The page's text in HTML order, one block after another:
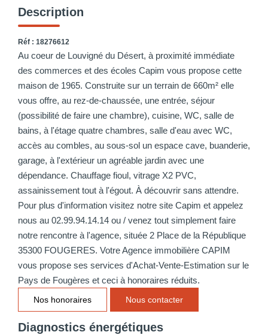
Description
Réf : 18276612
Au coeur de Louvigné du Désert, à proximité immédiate
des commerces et des écoles Capim vous propose cette
maison de 1965. Construite sur un terrain de 660m² elle
vous offre, au rez-de-chaussée, une entrée, séjour
(possibilité de faire une chambre), cuisine, WC, salle de
bains, à l'étage quatre chambres, salle d'eau avec WC,
accès au combles, au sous-sol un espace cave, buanderie,
garage, à l'extérieur un agréable jardin avec une
dépendance. Chauffage fioul, vitrage X2 PVC,
assainissement tout à l'égout. À découvrir sans attendre.
Pour plus d'information visitez notre site Capim et appelez
nous au 02.99.94.14.14 ou / venez tout simplement faire
notre rencontre à l'agence, située 2 Place de la République
35300 FOUGERES. Votre Agence immobilière CAPIM
vous propose ses services d'Achat-Vente-Estimation sur le
Pays de Fougères et ceci à honoraires réduits.
Nos honoraires Nous contacter
Diagnostics énergétiques